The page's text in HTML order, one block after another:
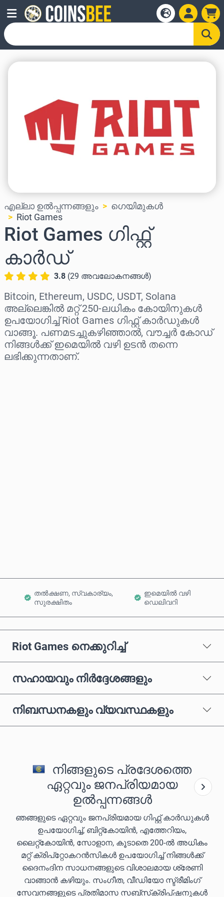
എല്ലാ ഉൽപ്പന്നങ്ങളും
ഗെയിമുകൾ
Riot Games
Riot Games ഗിഫ്റ്റ്
കാർഡ്
3.8 (29 അവലോകനങ്ങൾ)
Bitcoin, Ethereum, USDC, USDT, Solana
അല്ലെങ്കിൽ മറ്റ് 250-ലധികം കോയിനുകൾ
ഉപയോഗിച്ച് Riot Games ഗിഫ്റ്റ് കാർഡുകൾ
വാങ്ങൂ. പണമടച്ചുകഴിഞ്ഞാൽ, വൗച്ചർ കോഡ്
നിങ്ങൾക്ക് ഇമെയിൽ വഴി ഉടൻ തന്നെ
ലഭിക്കുന്നതാണ്.
തൽക്ഷണ, സ്വകാര്യം,
സുരക്ഷിതം
ഇമെയിൽ വഴി
ഡെലിവറി
Riot Games നെക്കുറിച്ച്
സഹായവും നിർദ്ദേശങ്ങളും
നിബന്ധനകളും വ്യവസ്ഥകളും
നിങ്ങളുടെ പ്രദേശത്തെ
ഏറ്റവും ജനപ്രിയമായ
ഉൽപ്പന്നങ്ങൾ
ഞങ്ങളുടെ ഏറ്റവും ജനപ്രിയമായ ഗിഫ്റ്റ് കാർഡുകൾ
ഉപയോഗിച്ച്, ബിറ്റ്കോയിൻ, എത്തേറിയം,
ലൈറ്റ്കോയിൻ, സോളാന, കൂടാതെ 200-ൽ അധികം
മറ്റ് ക്രിപ്‌റ്റോകറൻസികൾ ഉപയോഗിച്ച് നിങ്ങൾക്ക്
ദൈനംദിന സാധനങ്ങളുടെ വിശാലമായ ശ്രേണി
വാങ്ങാൻ കഴിയും. സംഗീത, വീഡിയോ സ്ട്രീമിംഗ്
സേവനങ്ങളുടെ പ്രതിമാസ സബ്‌സ്‌ക്രിപ്‌ഷനുകൾ